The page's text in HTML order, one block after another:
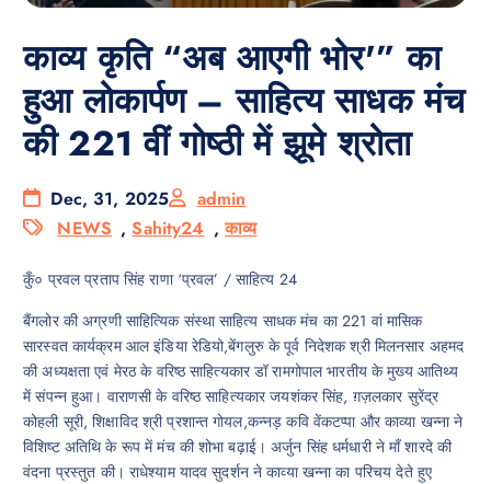
काव्य कृति “अब आएगी भोर'” का
हुआ लोकार्पण – साहित्य साधक मंच
की 221 वीं गोष्ठी में झूमे श्रोता
Dec, 31, 2025
admin
NEWS ,Sahity24 ,काव्य
कुँ० प्रवल प्रताप सिंह राणा ‘प्रवल’ / साहित्य 24
बैंगलोर की अग्रणी साहित्यिक संस्था साहित्य साधक मंच का 221 वां मासिक
सारस्वत कार्यक्रम आल इंडिया रेडियो,बेंगलुरु के पूर्व निदेशक श्री मिलनसार अहमद
की अध्यक्षता एवं मेरठ के वरिष्ठ साहित्यकार डॉ रामगोपाल भारतीय के मुख्य आतिथ्य
में संपन्न हुआ। वाराणसी के वरिष्ठ साहित्यकार जयशंकर सिंह, ग़ज़लकार सुरेंद्र
कोहली सूरी, शिक्षाविद श्री प्रशान्त गोयल,कन्नड़ कवि वेंकटप्पा और काव्या खन्ना ने
विशिष्ट अतिथि के रूप में मंच की शोभा बढ़ाई। अर्जुन सिंह धर्मधारी ने माँ शारदे की
वंदना प्रस्तुत की। राधेश्याम यादव सुदर्शन ने काव्या खन्ना का परिचय देते हुए